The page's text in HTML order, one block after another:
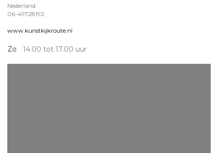
Nederland
06-49728192
www.kunstkijkroute.nl
Zo 14.00 tot 17.00 uur